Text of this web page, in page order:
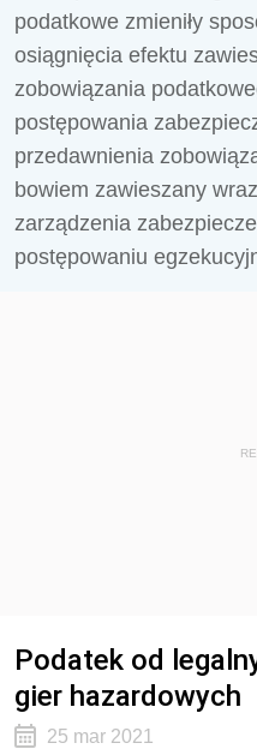
podatkowe zmieniły
osiągnięcia efektu
zobowiązania
postępowania
przedawnienia
bowiem zawieszany
zarządzenia
postępowaniu
Podatek od
gier hazardowych
25 mar 2021